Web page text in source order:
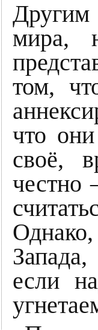
Другим
мира,
том,
что
своё,
честно
если